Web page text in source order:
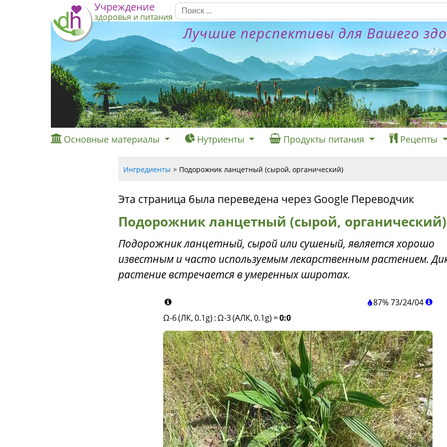
Учреждение
здоровья и питания
Лучшие перспективы для Вашего
Основные материалы Нутриенты Продукты питания Рецепты
Ингредиенты Подорожник ланцетный (сырой, органический)
Эта страница была переведена через Google Переводчик
Подорожник ланцетный (сырой, органический)
Подорожник ланцетный, сырой или сушеный, является хорошо
известным и часто используемым лекарственным растением.
растение встречается в умеренных широтах.
87%73/24/04
Ω-6 (ЛК, 0.1g) :Ω-3 (АЛК, 0.1g) =0:0